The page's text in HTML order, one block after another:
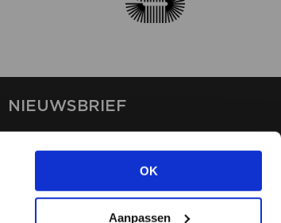
OK
Aanpassen
NIEUWSBRIEF
laatste nieuws via de